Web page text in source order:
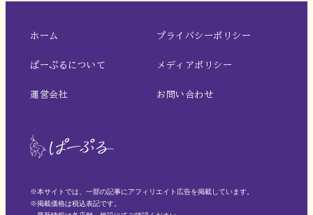
ホーム
ぱーぷるについて
運営会社
プライバシーポリシー
メディアポリシー
お問い合わせ
※本サイトでは、一部の記事にアフィリエイト広告を掲載しています。
※掲載価格は税込表記です。